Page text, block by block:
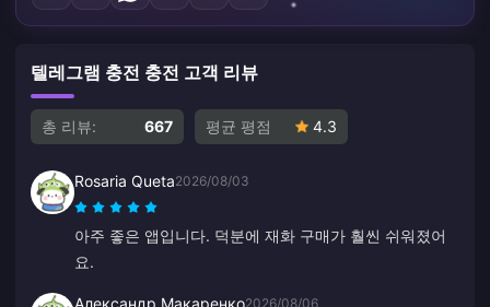
텔레그램 충전 충전 고객 리뷰
총 리뷰: 667 평균 평점 4.3
Rosaria Queta2026/08/03
아주 좋은 앱입니다. 덕분에 재화 구매가 훨씬 쉬워졌어
요.
Александр Макаренко2026/08/06